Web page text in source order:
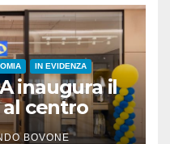
IN EVIDENZA
inaugura il
al centro
BOVONE